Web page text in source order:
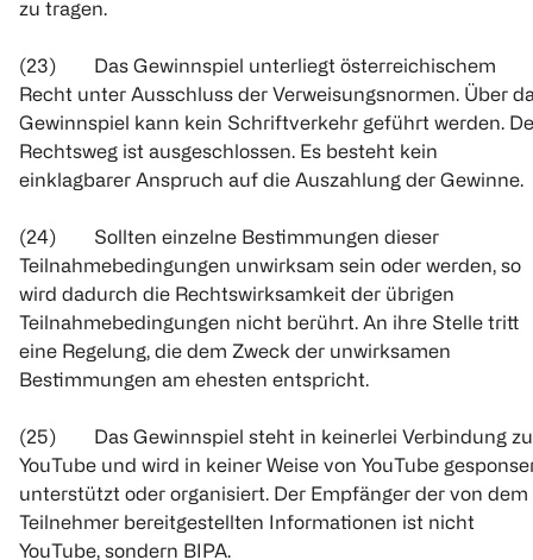
zu tragen.
(23) Das Gewinnspiel unterliegt österreichischem
Recht unter Ausschluss der Verweisungsnormen. Über
Gewinnspiel kann kein Schriftverkehr geführt werden.
Rechtsweg ist ausgeschlossen. Es besteht kein
einklagbarer Anspruch auf die Auszahlung der Gewinne.
(24) Sollten einzelne Bestimmungen dieser
Teilnahmebedingungen unwirksam sein oder werden, so
wird dadurch die Rechtswirksamkeit der übrigen
Teilnahmebedingungen nicht berührt. An ihre Stelle tritt
eine Regelung, die dem Zweck der unwirksamen
Bestimmungen am ehesten entspricht.
(25) Das Gewinnspiel steht in keinerlei Verbindung zu
YouTube und wird in keiner Weise von YouTube
unterstützt oder organisiert. Der Empfänger der von dem
Teilnehmer bereitgestellten Informationen ist nicht
YouTube, sondern BIPA.